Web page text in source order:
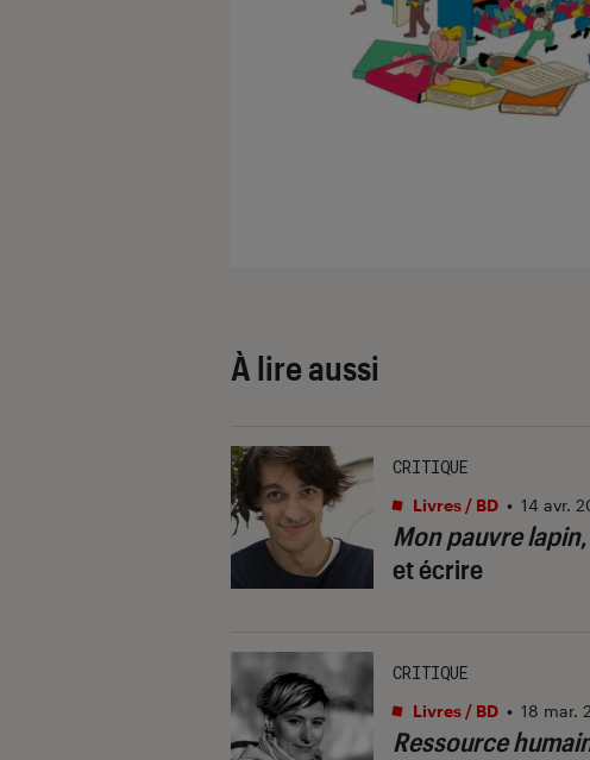
À lire aussi
Mon pauvre lapin
et écrire
CRITIQUE
Livres / BD • 14 avr.
Ressource
CRITIQUE
Livres / BD • 18 mar.